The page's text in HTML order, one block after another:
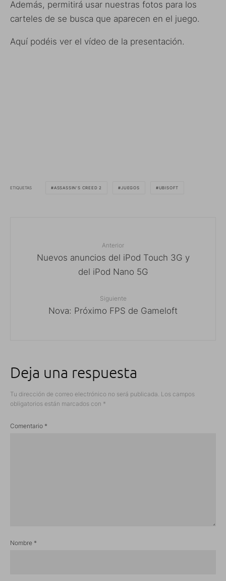
Además, permitirá usar nuestras fotos para los
carteles de se busca que aparecen en el juego.
Aquí podéis ver el vídeo de la presentación.
ETIQUETAS ASSASSIN'S CREED 2 JUEGOS UBISOFT
Anterior
Nuevos anuncios del iPod Touch 3G y
del iPod Nano 5G
Siguiente
Nova: Próximo FPS de Gameloft
Deja una respuesta
Tu dirección de correo electrónico no será publicada. Los campos
obligatorios están marcados con *
Comentario *
Nombre *